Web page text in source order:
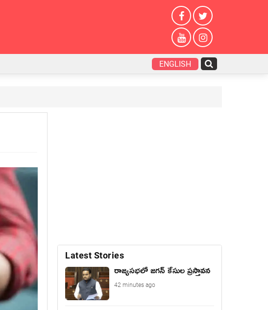
ENGLISH
Latest Stories
రాజ్యసభలో జగన్ కేసుల ప్రస్తావన
42 minutes ago